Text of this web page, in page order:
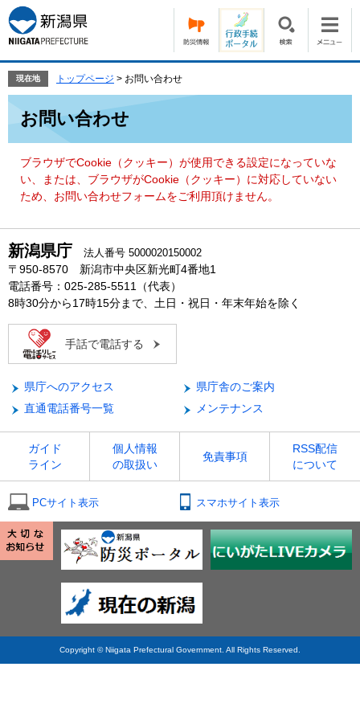
ー
ジ
の
頭
す。
ニ
ュ
ー
飛
て
現在地 トップページ > お問い合わせ
お問い合わせ
ブラウザでCookie（クッキー）が使用できる設定になっていな
い、または、ブラウザがCookie（クッキー）に対応していない
ため、お問い合わせフォームをご利用頂けません。
新潟県庁 法人番号 5000020150002
〒950-8570 新潟市中央区新光町4番地1
電話番号：025-285-5511（代表）
8時30分から17時15分まで、土日・祝日・年末年始を除く
手話で電話する
県庁へのアクセス
県庁舎のご案内
直通電話番号一覧
メンテナンス
ガイド
ライン
個人情報
の取扱い
免責事項
RSS配信
について
PCサイト表示 スマホサイト表示
Copyright © Niigata Prefectural Government. All Rights Reserved.